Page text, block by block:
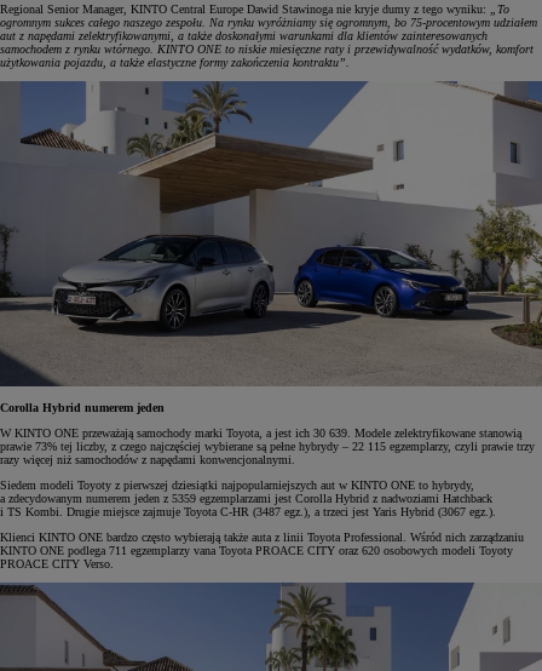
Regional Senior Manager, KINTO Central Europe Dawid Stawinoga nie kryje dumy z tego wyniku:
„To
ogromnym sukces całego naszego zespołu. Na rynku wyróżniamy się ogromnym, bo 75-procentowym udziałem
aut z napędami zelektryfikowanymi, a także doskonałymi warunkami dla klientów zainteresowanych
samochodem z rynku wtórnego. KINTO ONE to niskie miesięczne raty i przewidywalność wydatków, komfort
użytkowania pojazdu, a także elastyczne formy zakończenia kontraktu”.
Corolla Hybrid numerem jeden
W KINTO ONE przeważają samochody marki Toyota, a jest ich 30 639. Modele zelektryfikowane stanowią
prawie 73% tej liczby, z czego najczęściej wybierane są pełne hybrydy – 22 115 egzemplarzy, czyli prawie trzy
razy więcej niż samochodów z napędami konwencjonalnymi.
Siedem modeli Toyoty z pierwszej dziesiątki najpopularniejszych aut w KINTO ONE to hybrydy,
a zdecydowanym numerem jeden z 5359 egzemplarzami jest Corolla Hybrid z nadwoziami Hatchback
i TS Kombi. Drugie miejsce zajmuje Toyota C-HR (3487 egz.), a trzeci jest Yaris Hybrid (3067 egz.).
Klienci KINTO ONE bardzo często wybierają także auta z linii Toyota Professional. Wśród nich zarządzaniu
KINTO ONE podlega 711 egzemplarzy vana Toyota PROACE CITY oraz 620 osobowych modeli Toyoty
PROACE CITY Verso.